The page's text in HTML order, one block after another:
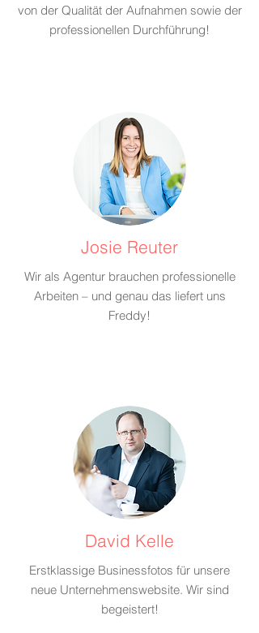
von der Qualität der Aufnahmen sowie der
professionellen Durchführung!
Josie Reuter
Wir als Agentur brauchen professionelle
Arbeiten – und genau das liefert uns
Freddy!
David Kelle
Erstklassige Businessfotos für unsere
neue Unternehmenswebsite. Wir sind
begeistert!